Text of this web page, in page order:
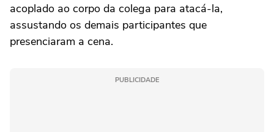
acoplado ao corpo da colega para atacá-la,
assustando os demais participantes que
presenciaram a cena.
PUBLICIDADE